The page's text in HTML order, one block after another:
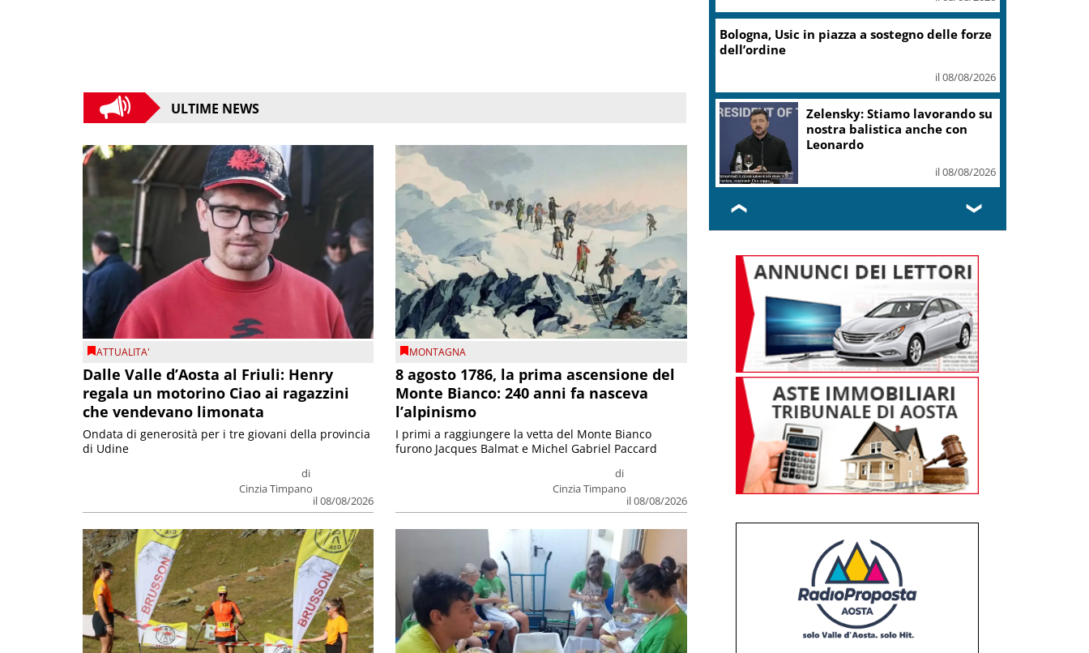
ULTIME NEWS
ATTUALITA'
Dalle Valle d’Aosta al Friuli: Henry
regala un motorino Ciao ai ragazzini
che vendevano limonata
di
Cinzia Timpano
il 08/08/2026
Ondata di generosità per i tre giovani della provincia
di Udine
MONTAGNA
8 agosto 1786, la prima ascensione del
Monte Bianco: 240 anni fa nasceva
l’alpinismo
di
Cinzia Timpano
il 08/08/2026
I primi a raggiungere la vetta del Monte Bianco
furono Jacques Balmat e Michel Gabriel Paccard
Ostia, investe un ciclista e fugge,
rintracciato da Polizia Locale
il 08/08/2026
I Barisei: vendemmia notturna
per tutelare chi lavora nei
filari
il 08/08/2026
❮ ❯